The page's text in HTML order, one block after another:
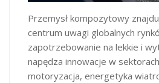
Przemysł kompozytowy
centrum uwagi globalnych
zapotrzebowanie na lekkie i
napędza innowacje w
motoryzacja, energetyka